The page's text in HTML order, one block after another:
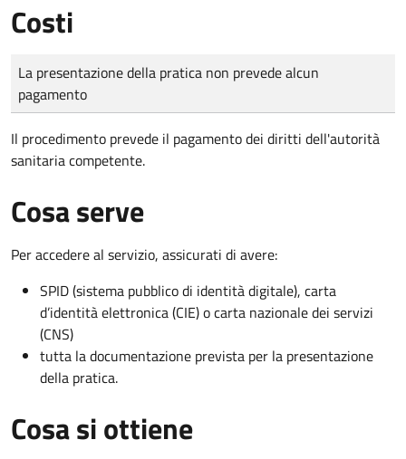
Costi
Tipo di pagamento
Importo
La presentazione della pratica non prevede alcun
pagamento
Il procedimento prevede il pagamento dei diritti dell'autorità
sanitaria competente.
Cosa serve
Per accedere al servizio, assicurati di avere:
SPID (sistema pubblico di identità digitale), carta
d’identità elettronica (CIE) o carta nazionale dei servizi
(CNS)
tutta la documentazione prevista per la presentazione
della pratica.
Cosa si ottiene